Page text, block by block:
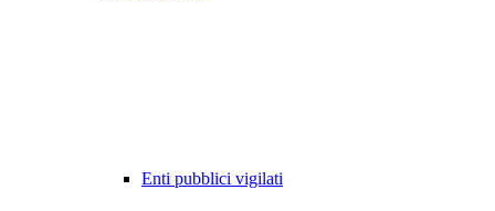
Enti pubblici vigilati